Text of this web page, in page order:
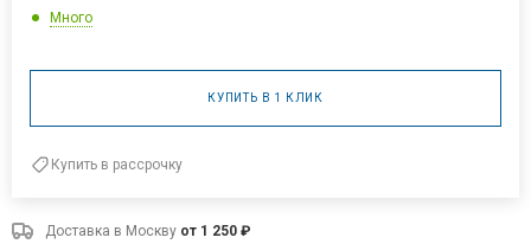
Много
КУПИТЬ В 1 КЛИК
Купить в рассрочку
Доставка в Москву от 1 250 ₽